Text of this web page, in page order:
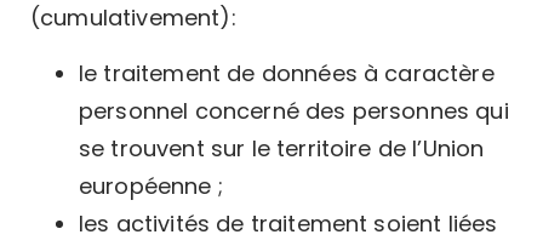
(cumulativement):
le traitement de données à caractère
personnel concerné des personnes qui
se trouvent sur le territoire de l’Union
européenne ;
les activités de traitement soient liées